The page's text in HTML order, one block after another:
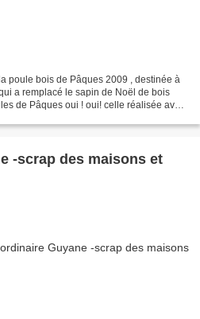
poule bois de Pâques 2009 , destinée à
a remplacé le sapin de Noël de bois
de Pâques oui ! oui! celle réalisée avec
-scrap des maisons et